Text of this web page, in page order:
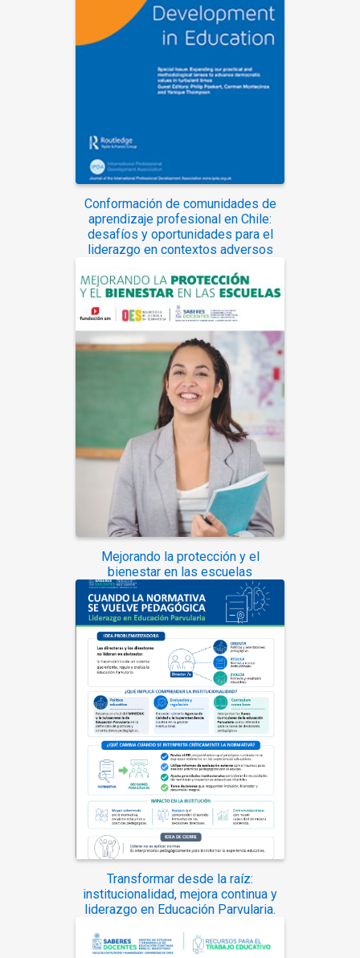
Conformación de comunidades de
aprendizaje profesional en Chile:
desafíos y oportunidades para el
liderazgo en contextos adversos
Mejorando la protección y el
bienestar en las escuelas
Transformar desde la raíz:
institucionalidad, mejora continua y
liderazgo en Educación Parvularia.